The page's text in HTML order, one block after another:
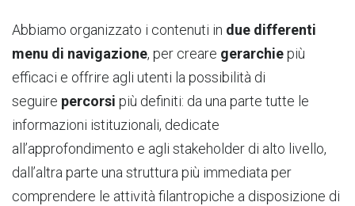
Abbiamo organizzato i contenuti in due differenti
menu di navigazione, per creare gerarchiepiù
efficaci e offrire agli utenti la possibilità di
seguire percorsi più definiti: da una parte tutte le
informazioni istituzionali, dedicate
all’approfondimento e agli stakeholder di alto livello,
dall’altra parte una struttura più immediata per
comprendere le attività filantropiche a disposizione di